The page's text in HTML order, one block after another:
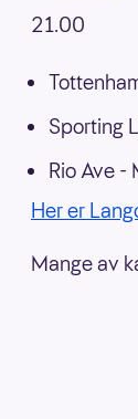
21.00
Sporting
Rio Ave -
Her er
Mange av